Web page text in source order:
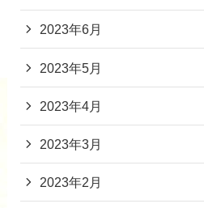
2023年6月
2023年5月
2023年4月
2023年3月
2023年2月